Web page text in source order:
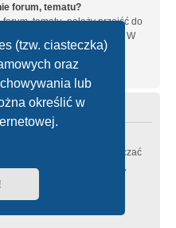
(tzw. ciasteczka)
oraz
lub
określić w
forum, tematu?
tematu, należy przejść do
do karty “Obserwowane”. W
forów i tematów.
na tej witrynie?
lub zabronić zamieszczać
pewności zamieszczanie,
skontaktuj się z